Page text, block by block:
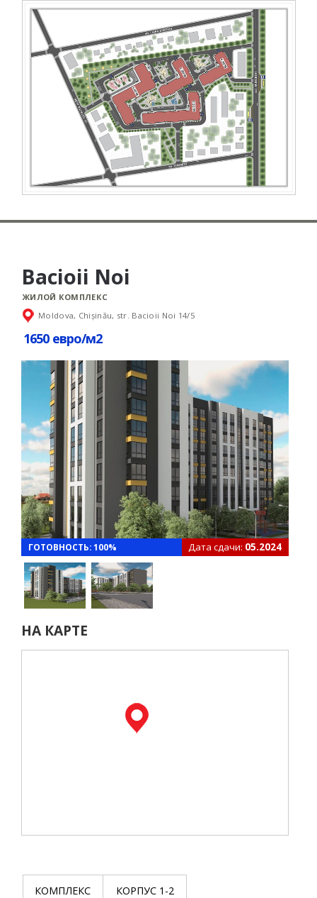
Bacioii Noi
ЖИЛОЙ КОМПЛЕКС
Moldova, Chișinău, str. Bacioii Noi 14/5
1650 евро/м2
ГОТОВНОСТЬ: 100% Дата сдачи: 05.2024
НА КАРТЕ
КОМПЛЕКС КОРПУС 1-2